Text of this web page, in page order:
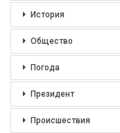
История
Общество
Погода
Президент
Происшествия